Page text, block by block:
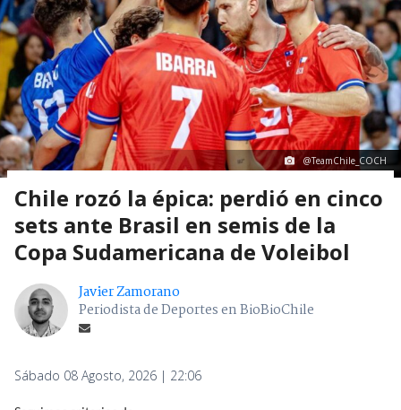
@TeamChile_COCH
Chile rozó la épica: perdió en cinco
sets ante Brasil en semis de la
Copa Sudamericana de Voleibol
Javier Zamorano
Periodista de Deportes en BioBioChile
Sábado 08 Agosto, 2026 | 22:06